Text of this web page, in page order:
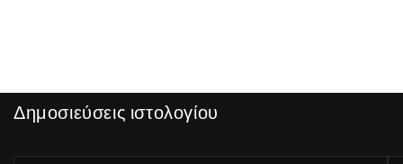
Δημοσιεύσεις ιστολογίου